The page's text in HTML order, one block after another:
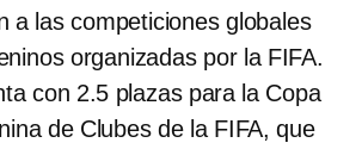
a las competiciones globales
organizadas por la FIFA.
con 2.5 plazas para la Copa
de Clubes de la FIFA, que